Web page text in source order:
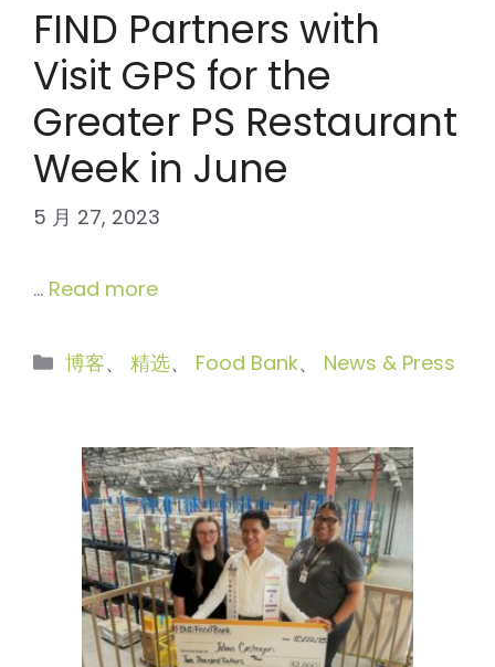
FIND Partners with
Visit GPS for the
Greater PS Restaurant
Week in June
5 月 27, 2023
… Read more
分
博客、 精选、 Food Bank、 News & Press